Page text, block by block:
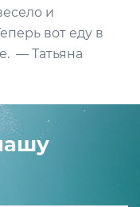
и
вот еду в
— Татьяна